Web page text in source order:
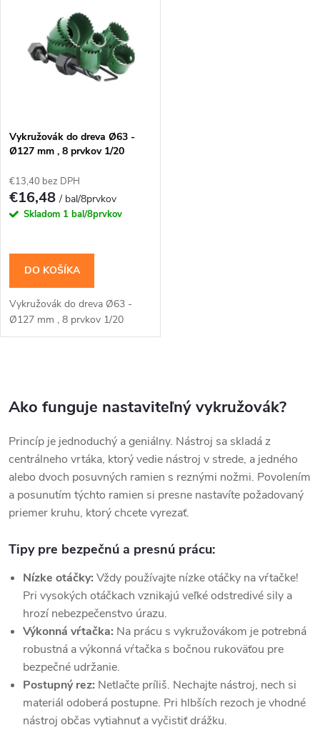
Vykružovák do dreva Ø63 -
Ø127 mm , 8 prvkov 1/20
€13,40 bez DPH
€16,48/ bal/8prvkov
Skladom 1 bal/8prvkov
DO KOŠÍKA
Vykružovák do dreva Ø63 -
Ø127 mm , 8 prvkov 1/20
v
l
á
d
a
c
i
p
v
Ako funguje nastaviteľný vykružovák?
Princíp je jednoduchý a geniálny. Nástroj sa skladá z
centrálneho vrtáka, ktorý vedie nástroj v strede, a jedného
alebo dvoch posuvných ramien s reznými nožmi. Povolením
a posunutím týchto ramien si presne nastavíte požadovaný
priemer kruhu, ktorý chcete vyrezať.
Tipy pre bezpečnú a presnú prácu:
Nízke otáčky: Vždy používajte nízke otáčky na vŕtačke!
Pri vysokých otáčkach vznikajú veľké odstredivé sily a
hrozí nebezpečenstvo úrazu.
Výkonná vŕtačka: Na prácu s vykružovákom je potrebná
robustná a výkonná vŕtačka s bočnou rukoväťou pre
bezpečné udržanie.
Postupný rez: Netlačte príliš. Nechajte nástroj, nech si
materiál odoberá postupne. Pri hlbších rezoch je vhodné
nástroj občas vytiahnuť a vyčistiť drážku.